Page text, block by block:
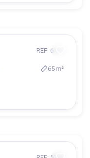
REF: 6111
65 m²